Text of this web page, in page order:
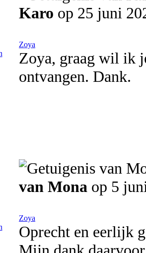
Karo op 25 juni
Zoya
Zoya, graag wil ik
ontvangen. Dank.
van Mona op 5
Zoya
Oprecht en eerlijk